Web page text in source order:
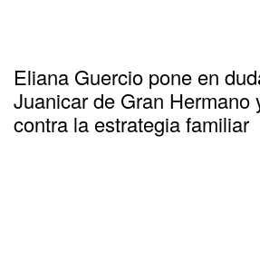
Eliana Guercio pone en
Juanicar de Gran Hermano
contra la estrategia familiar